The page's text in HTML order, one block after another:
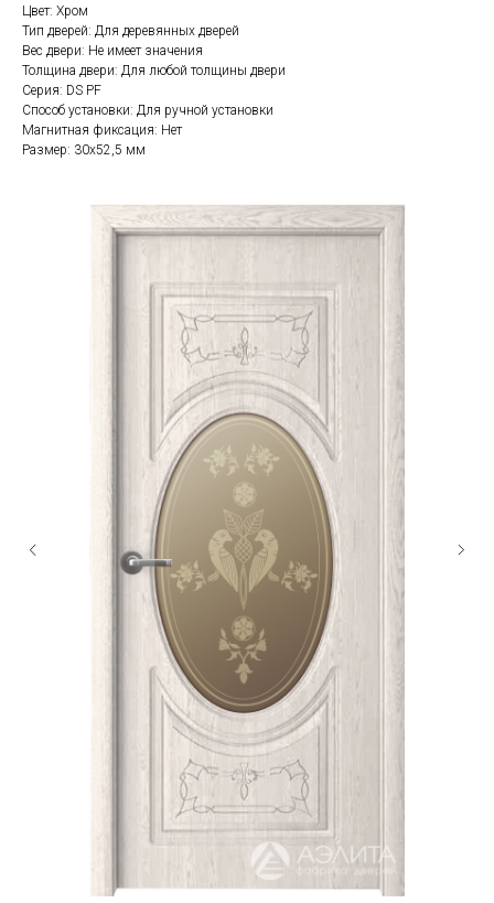
Цвет: Хром
Тип дверей: Для деревянных дверей
Вес двери: Не имеет значения
Толщина двери: Для любой толщины двери
Серия: DS PF
Способ установки: Для ручной установки
Магнитная фиксация: Нет
Размер: 30x52,5 мм